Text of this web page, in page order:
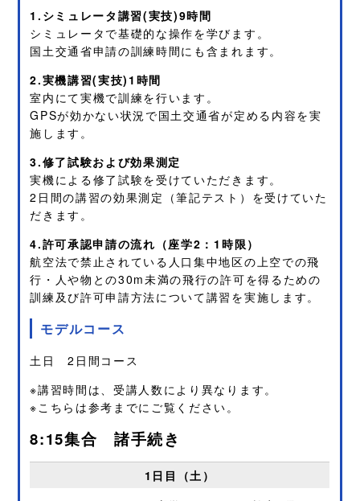
1.シミュレータ講習(実技)9時間
シミュレータで基礎的な操作を学びます。
国土交通省申請の訓練時間にも含まれます。
2.実機講習(実技)1時間
室内にて実機で訓練を行います。
GPSが効かない状況で国土交通省が定める内容を実
施します。
3.修了試験および効果測定
実機による修了試験を受けていただきます。
2日間の講習の効果測定（筆記テスト）を受けていた
だきます。
4.許可承認申請の流れ（座学2：1時限）
航空法で禁止されている人口集中地区の上空での飛
行・人や物との30m未満の飛行の許可を得るための
訓練及び許可申請方法について講習を実施します。
モデルコース
土日 2日間コース
※講習時間は、受講人数により異なります。
※こちらは参考までにご覧ください。
8:15集合 諸手続き
1日目（土）